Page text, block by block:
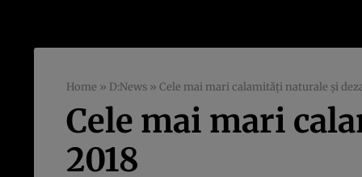
Home » D:News » Cele mai mari calamităţi naturale şi
Cele mai mari
2018